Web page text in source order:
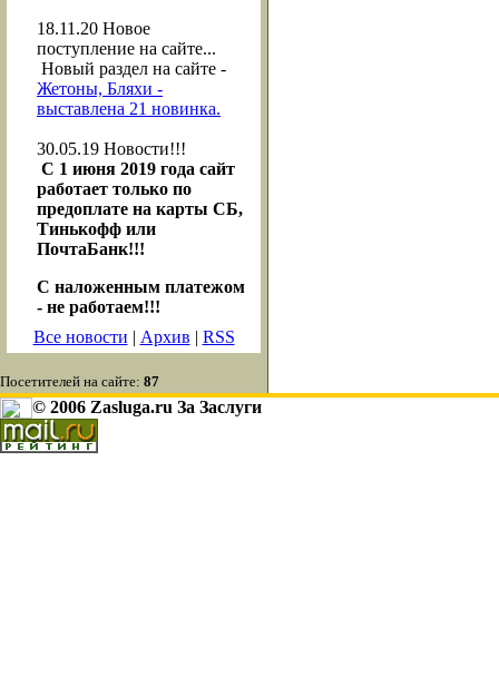
18.11.20 Новое
поступление на сайте...
Новый раздел на сайте -
Жетоны, Бляхи -
выставлена 21 новинка.
30.05.19 Новости!!!
С 1 июня 2019 года сайт
работает только по
предоплате на карты СБ,
Тинькофф или
ПочтаБанк!!!
С наложенным платежом
- не работаем!!!
Все новости | Архив | RSS
Посетителей на сайте: 87
© 2006 Zasluga.ru За Заслуги